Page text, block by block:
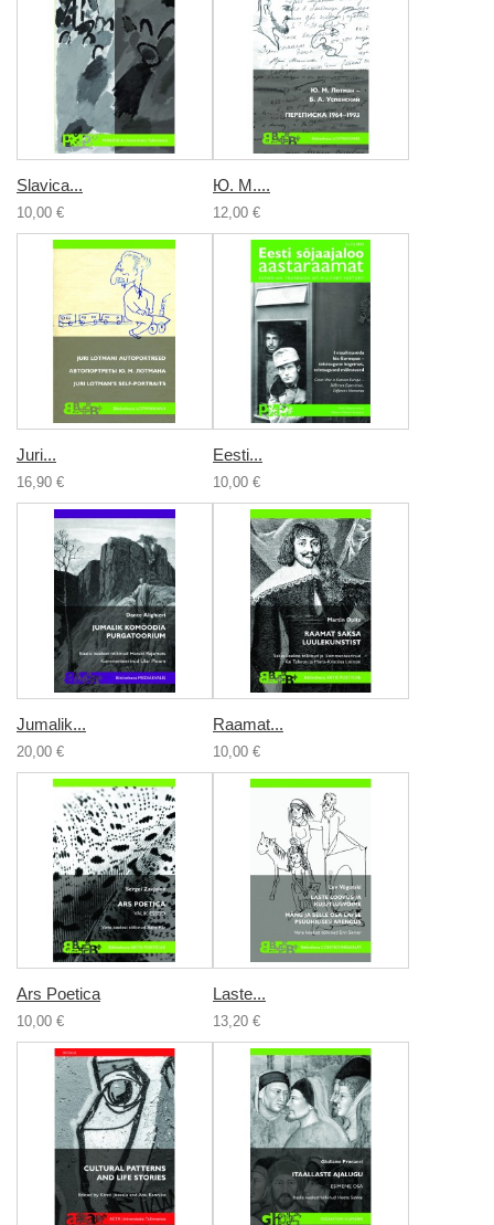
Slavica...
10,00 €
Ю. М....
12,00 €
Juri...
16,90 €
Eesti...
10,00 €
Jumalik...
20,00 €
Raamat...
10,00 €
Ars Poetica
10,00 €
Laste...
13,20 €